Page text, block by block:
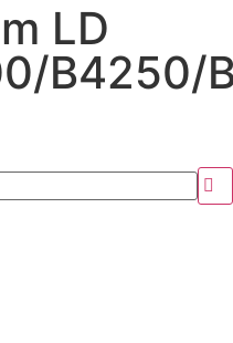
LD
B4250/